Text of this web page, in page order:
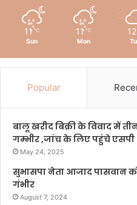
11 ℃
Sun
11 ℃
Mon
12
Popular
बालू खरीद बिक्री के विवाद में
गम्भीर ,जांच के लिए पहुंचे एसपी
May 24, 2025
सुभासपा नेता आजाद पासवान को
गंभीर
August 7, 2024